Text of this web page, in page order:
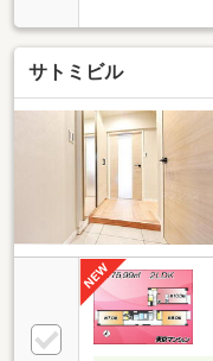
ベーション!水
用庭付きのお
して暮らせま
～～～～～◆
ン!◆提携銀行
まとめてご案
応させていた
ンペーン♪◆フ
サトミビル